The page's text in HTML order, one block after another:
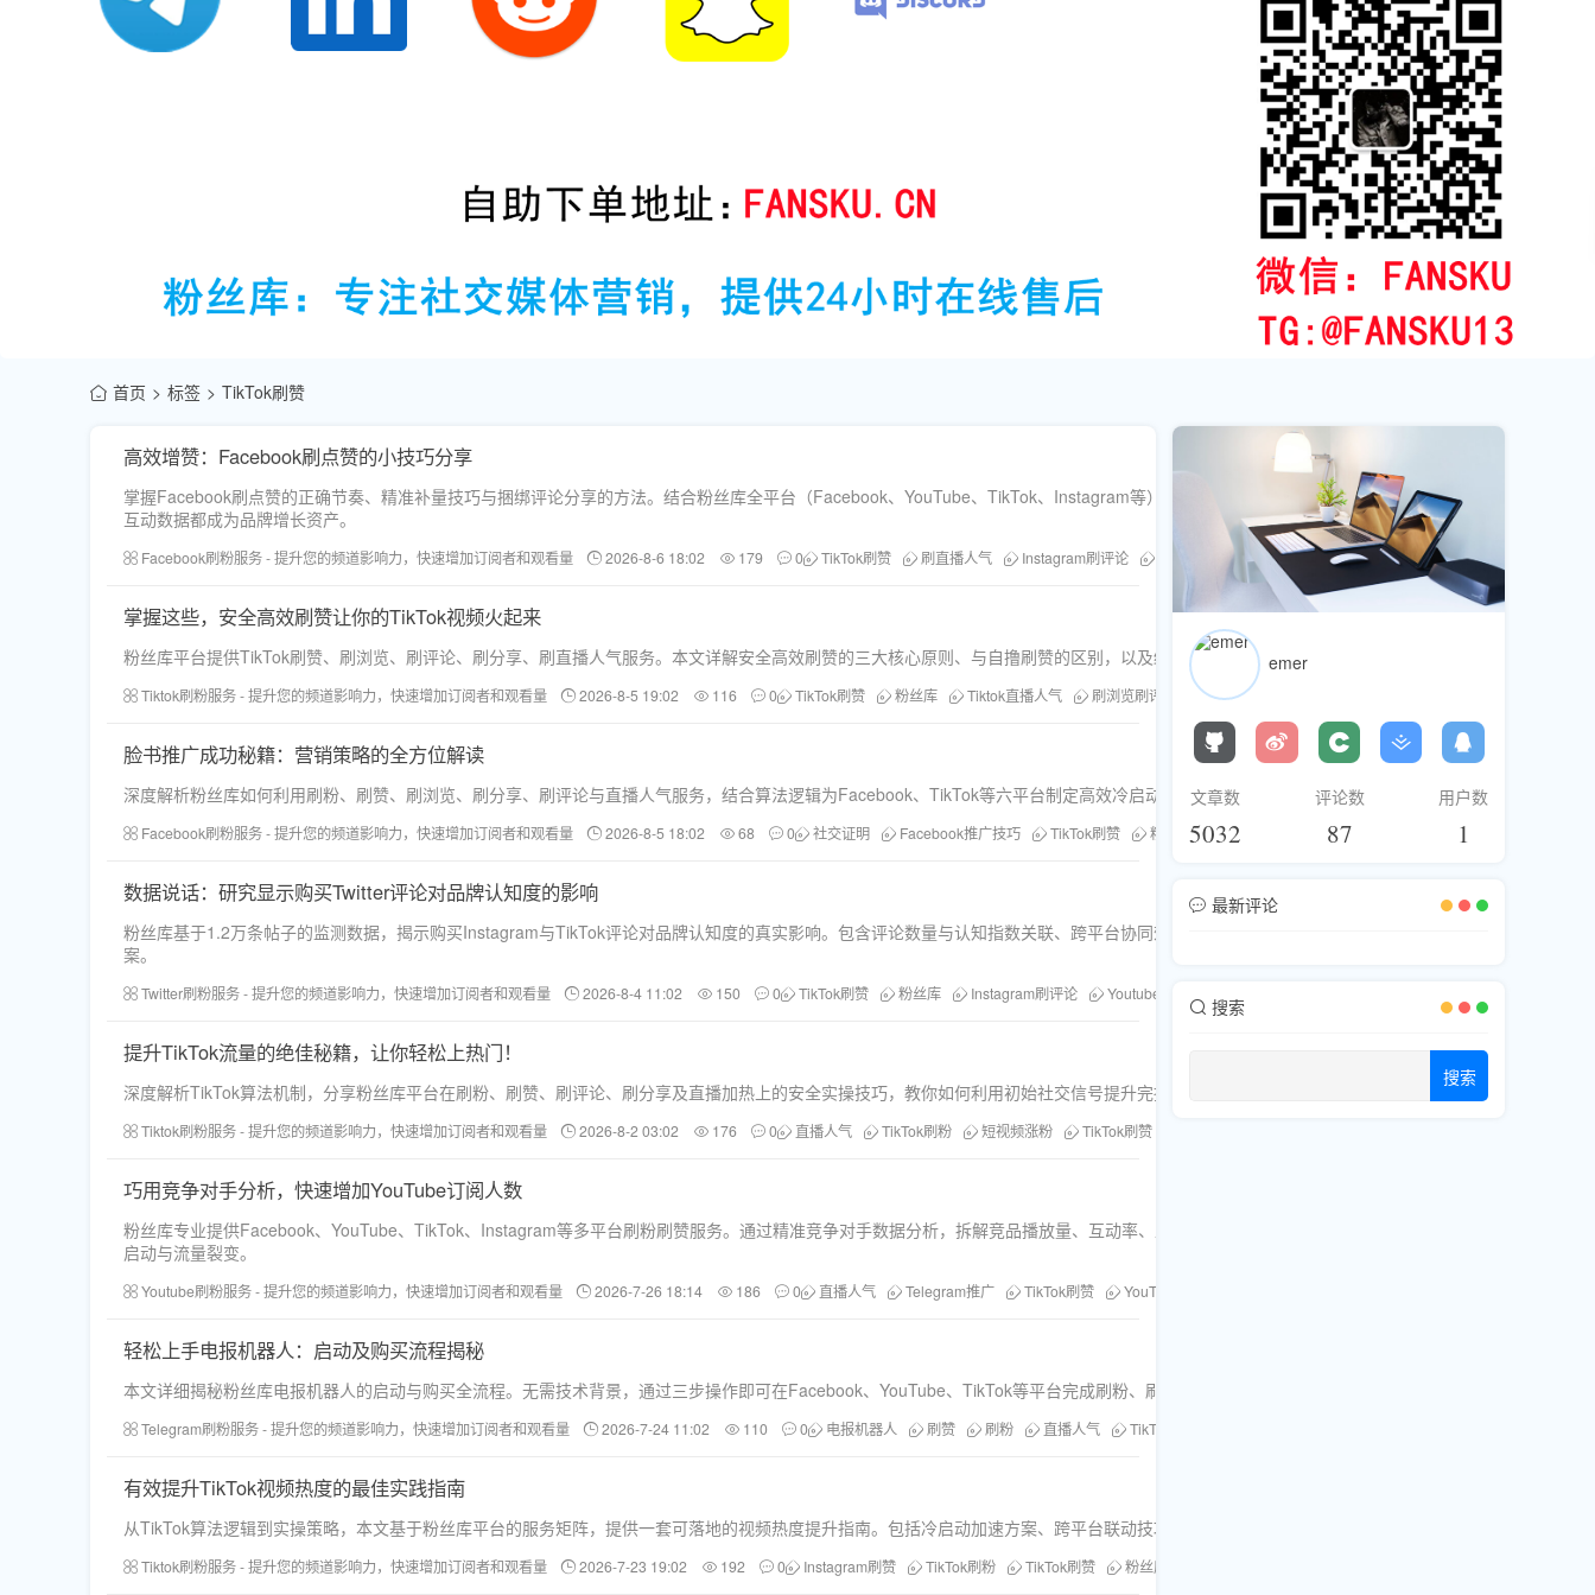
首页 标签 TikTok刷赞
高效增赞：Facebook刷点赞的小技巧分享
掌握Facebook刷点赞的正确节奏、精准补量技巧与捆绑评论分享的方法。结合粉丝库全平台（Facebook、YouTube、TikTok、Instagram等）增粉增赞服务，实现自然流量撬动与账号安全运营，避开
互动数据都成为品牌增长资产。
Facebook刷粉服务 - 提升您的频道影响力，快速增加订阅者和观看量 2026-8-6 18:02 179 0 TikTok刷赞 刷直播人气 Instagram刷评论 Youtube刷浏览 粉丝库刷粉 Facebook刷点赞
掌握这些，安全高效刷赞让你的TikTok视频火起来
粉丝库平台提供TikTok刷赞、刷浏览、刷评论、刷分享、刷直播人气服务。本文详解安全高效刷赞的三大核心原则、与自撸刷赞的区别，以及结合算法推荐让视频引爆流量的实战策略，帮助创作者突破
Tiktok刷粉服务 - 提升您的频道影响力，快速增加订阅者和观看量 2026-8-5 19:02 116 0 TikTok刷赞 粉丝库 Tiktok直播人气 刷浏览刷评论 TikTok视频推广
脸书推广成功秘籍：营销策略的全方位解读
深度解析粉丝库如何利用刷粉、刷赞、刷浏览、刷分享、刷评论与直播人气服务，结合算法逻辑为Facebook、TikTok等六平台制定高效冷启动与跨平台联动方案，助你突破流量瓶颈，提升转化率。
Facebook刷粉服务 - 提升您的频道影响力，快速增加订阅者和观看量 2026-8-5 18:02 68 0 社交证明 Facebook推广技巧 TikTok刷赞 粉丝库 刷粉平台 Instagram刷分享 Youtube刷浏览
数据说话：研究显示购买Twitter评论对品牌认知度的影响
粉丝库基于1.2万条帖子的监测数据，揭示购买Instagram与TikTok评论对品牌认知度的真实影响。包含评论数量与认知指数关联、跨平台协同效应、风险控制阈值及投资回报率计算，为品牌提供可执行
案。
Twitter刷粉服务 - 提升您的频道影响力，快速增加订阅者和观看量 2026-8-4 11:02 150 0 TikTok刷赞 粉丝库 Instagram刷评论 Youtube刷浏览
提升TikTok流量的绝佳秘籍，让你轻松上热门！
深度解析TikTok算法机制，分享粉丝库平台在刷粉、刷赞、刷评论、刷分享及直播加热上的安全实操技巧，教你如何利用初始社交信号提升完播率与互动率，让视频快速突破千人播放池，实现持续上热
Tiktok刷粉服务 - 提升您的频道影响力，快速增加订阅者和观看量 2026-8-2 03:02 176 0 直播人气 TikTok刷粉 短视频涨粉 TikTok刷赞
巧用竞争对手分析，快速增加YouTube订阅人数
粉丝库专业提供Facebook、YouTube、TikTok、Instagram等多平台刷粉刷赞服务。通过精准竞争对手数据分析，拆解竞品播放量、互动率、直播转化漏洞，结合刷浏览、刷评论、刷分享等组合策略
启动与流量裂变。
Youtube刷粉服务 - 提升您的频道影响力，快速增加订阅者和观看量 2026-7-26 18:14 186 0 直播人气 Telegram推广 TikTok刷赞 YouTube订阅
轻松上手电报机器人：启动及购买流程揭秘
本文详细揭秘粉丝库电报机器人的启动与购买全流程。无需技术背景，通过三步操作即可在Facebook、YouTube、TikTok等平台完成刷粉、刷赞、刷浏览等服务的自动下单。包含入口查找、功能使用
Telegram刷粉服务 - 提升您的频道影响力，快速增加订阅者和观看量 2026-7-24 11:02 110 0 电报机器人 刷赞 刷粉 直播人气 TikTok刷赞
有效提升TikTok视频热度的最佳实践指南
从TikTok算法逻辑到实操策略，本文基于粉丝库平台的服务矩阵，提供一套可落地的视频热度提升指南。包括冷启动加速方案、跨平台联动技巧、安全限流规避方法，以及YouTube、Instagram等平台
Tiktok刷粉服务 - 提升您的频道影响力，快速增加订阅者和观看量 2026-7-23 19:02 192 0 Instagram刷赞 TikTok刷粉 TikTok刷赞 粉丝库
emer
文章数
5032
评论数
87
用户数
1
最新评论
搜索
搜索